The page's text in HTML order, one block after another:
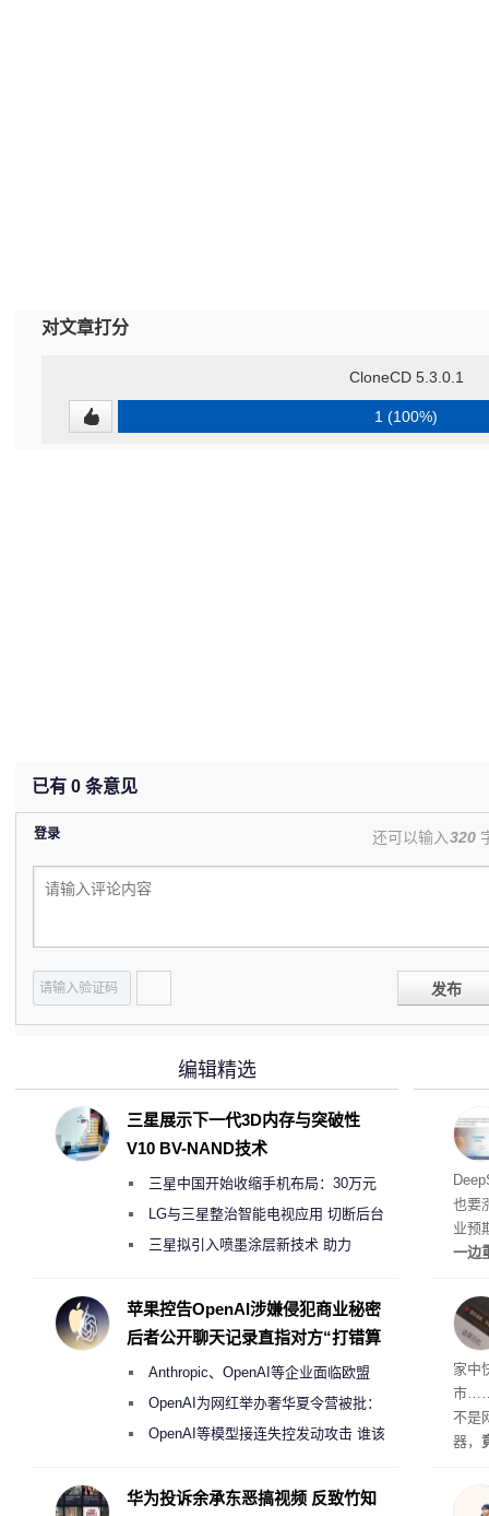
对文章打分
CloneCD 5.3.0.1
1 (100%)
已有 0 条意见
登录 还可以输入320
发布
梁
也要
业预
一边
边
整。
家中
市……
不是
器，
编辑精选
三星展示下一代3D内存与突破性
V10 BV-NAND技术
三星中国开始收缩手机布局：30万元
月销售额不达标门店 将被逐步清退
LG与三星整治智能电视应用 切断后台
偷偷共享带宽的违规行为
三星拟引入喷墨涂层新技术 助力
度
苹果控告OpenAI涉嫌侵犯商业秘密
后者公开聊天记录直指对方“打错算
Anthropic、OpenAI等企业面临欧盟
《人工智能法案》全新执法权限审查
OpenAI为网红举办奢华夏令营被批：
2000美元一晚 遭讽“反乌托邦”
OpenAI等模型接连失控发动攻击 谁该
华为投诉余承东恶搞视频 反致竹知